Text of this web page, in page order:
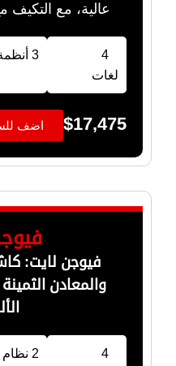
عالية، مع
4
لغات
3 أنظمة
$17,475 اضف
فيوجن لايت:
والمعادن
4
2 نظام